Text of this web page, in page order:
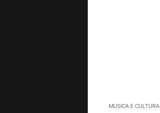
MUSICA E CULTURA